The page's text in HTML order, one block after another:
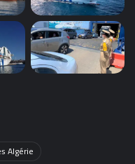
Algérie